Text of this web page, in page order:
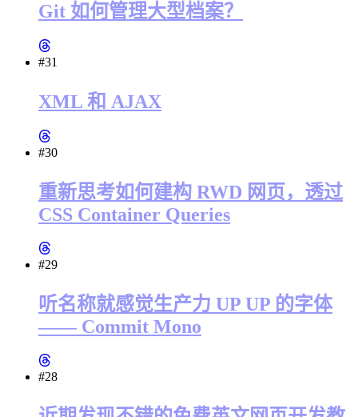
Git 如何管理大型档案？
#31
XML 和 AJAX
#30
重新思考如何建构 RWD 网页，透过
CSS Container Queries
#29
听名称就感觉生产力 UP UP 的字体
—— Commit Mono
#28